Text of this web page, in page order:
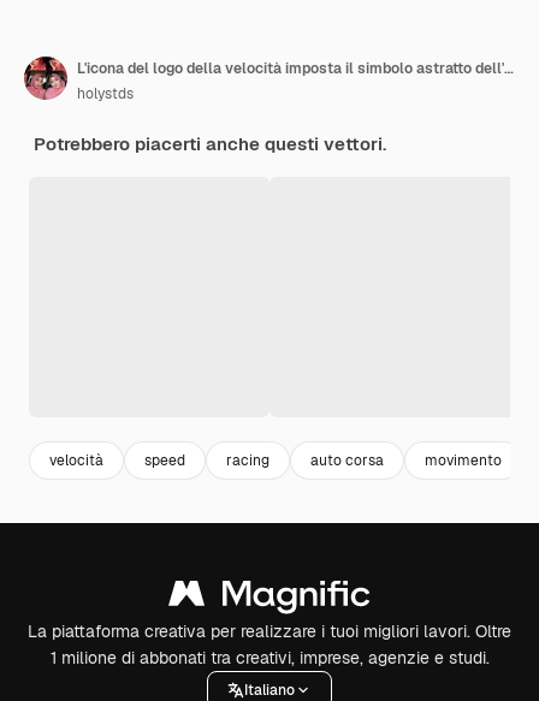
L'icona del logo della velocità imposta il simbolo astratto dell'icona del vettore del design del logo della velocità
holystds
Potrebbero piacerti anche questi vettori.
velocità speed racing auto corsa movimento
La piattaforma creativa per realizzare i tuoi migliori lavori. Oltre
1 milione di abbonati tra creativi, imprese, agenzie e studi.
Italiano